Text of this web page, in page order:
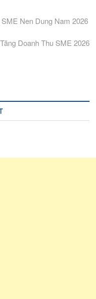
Nen Dung Nam 2026
Doanh Thu SME 2026